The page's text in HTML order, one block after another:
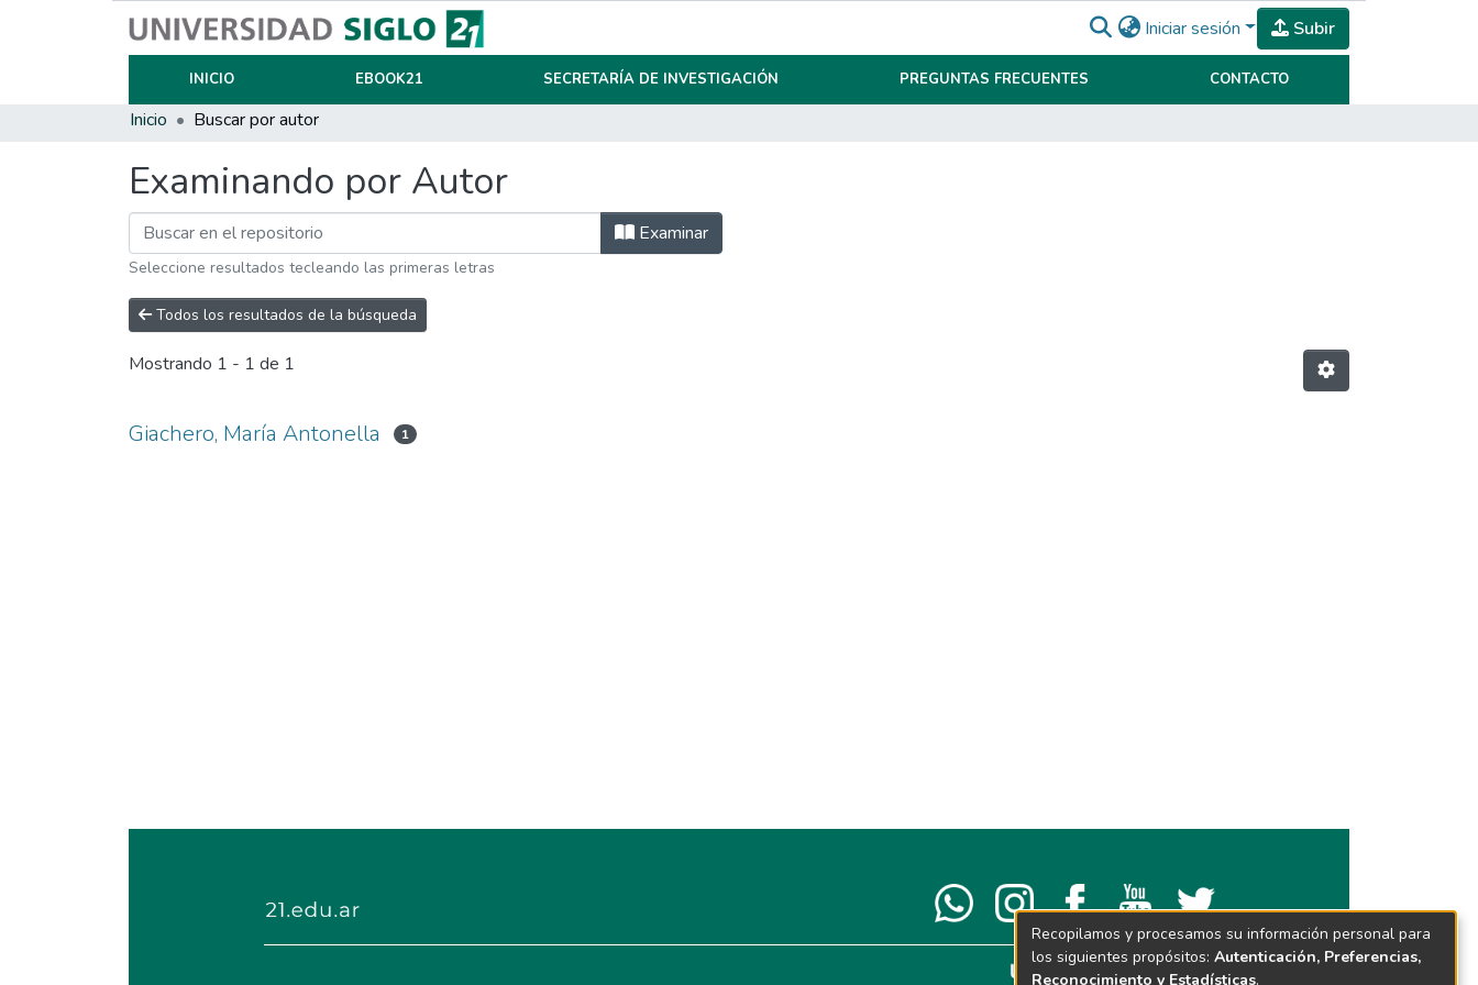
Iniciar sesión Subir
INICIO EBOOK21 SECRETARÍA DE INVESTIGACIÓN PREGUNTAS FRECUENTES CONTACTO
Inicio Buscar por autor
Examinando por Autor
Examinar
Seleccione resultados tecleando las primeras letras
Todos los resultados de la búsqueda
Mostrando 1 - 1 de 1
Giachero, María Antonella 1
Recopilamos y procesamos su información personal para
los siguientes propósitos: Autenticación, Preferencias,
Reconocimiento y Estadísticas.